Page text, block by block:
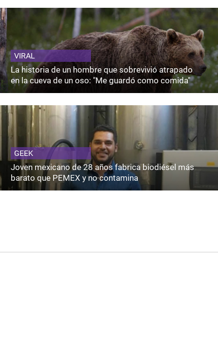
VIRAL
La historia de un hombre que sobrevivió atrapado
en la cueva de un oso: "Me guardó como comida"
GEEK
Joven mexicano de 28 años fabrica biodiésel más
barato que PEMEX y no contamina